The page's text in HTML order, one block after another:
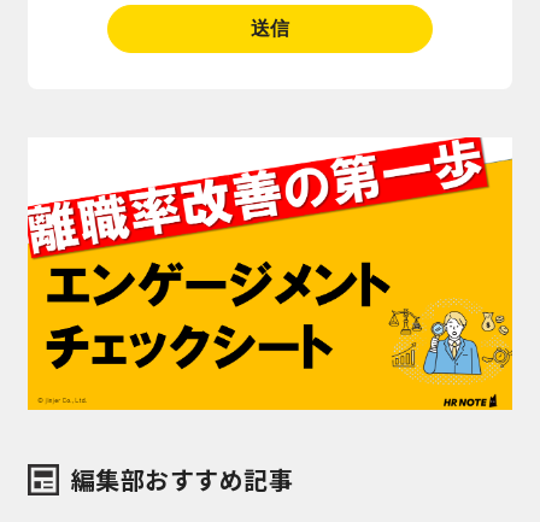
編集部おすすめ記事